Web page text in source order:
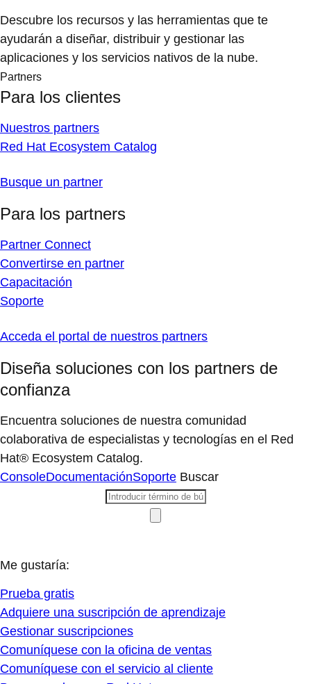
Descubre los recursos y las herramientas que te
ayudarán a diseñar, distribuir y gestionar las
aplicaciones y los servicios nativos de la nube.
Partners
Para los clientes
Nuestros partners
Red Hat Ecosystem Catalog
Busque un partner
Para los partners
Partner Connect
Convertirse en partner
Capacitación
Soporte
Acceda el portal de nuestros partners
Diseña soluciones con los partners de
confianza
Encuentra soluciones de nuestra comunidad
colaborativa de especialistas y tecnologías en el Red
Hat® Ecosystem Catalog.
ConsoleDocumentaciónSoporte Buscar
Me gustaría:
Prueba gratis
Adquiere una suscripción de aprendizaje
Gestionar suscripciones
Comuníquese con la oficina de ventas
Comuníquese con el servicio al cliente